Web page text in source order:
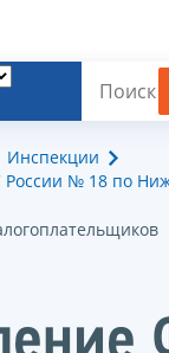
Инспекции
№ 18 по